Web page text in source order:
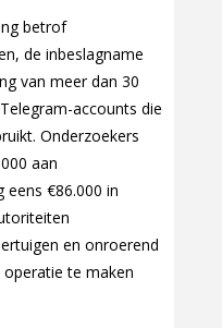
betrof
de inbeslagname
van meer dan 30
accounts die
Onderzoekers
aan
€86.000 in
en onroerend
te maken